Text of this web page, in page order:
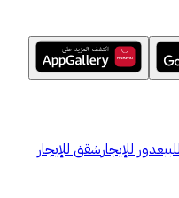
دور للإيجارشقق للإيجار